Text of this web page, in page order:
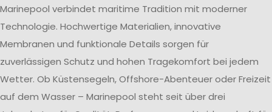
Marinepool verbindet maritime Tradition mit moderner
Technologie. Hochwertige Materialien, innovative
Membranen und funktionale Details sorgen für
zuverlässigen Schutz und hohen Tragekomfort bei jedem
Wetter. Ob Küstensegeln, Offshore-Abenteuer oder Freizeit
auf dem Wasser – Marinepool steht seit über drei